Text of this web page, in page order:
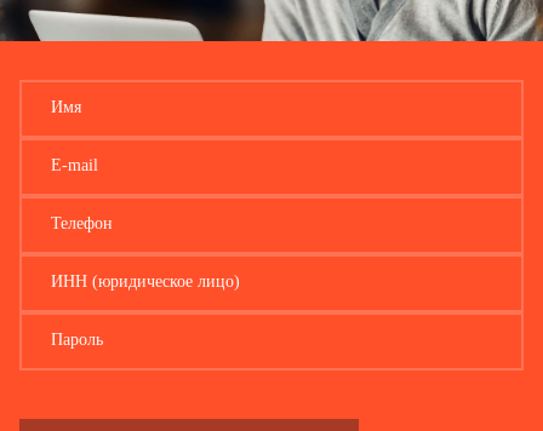
Имя
E-mail
Телефон
ИНН (юридическое лицо)
Пароль